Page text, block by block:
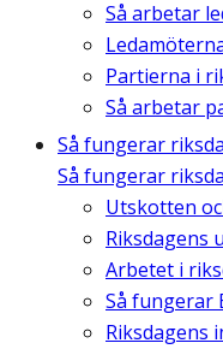
Så arbetar
Partierna i
Så arbetar
Så fungerar
Så fungerar
Utskotten
Riksdagens
Arbetet i
Så fungerar
Riksdagens